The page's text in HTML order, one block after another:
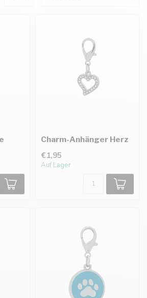
Charm-Anhänger Herz
€1,95
Auf Lager